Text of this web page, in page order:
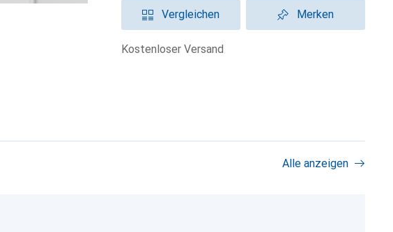
Vergleichen Merken
kostenloser Versand
Alle anzeigen